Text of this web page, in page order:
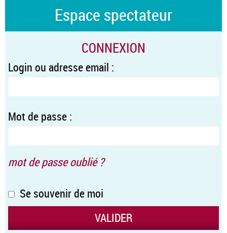
Espace spectateur
CONNEXION
Login ou adresse email :
Mot de passe :
mot de passe oublié ?
Se souvenir de moi